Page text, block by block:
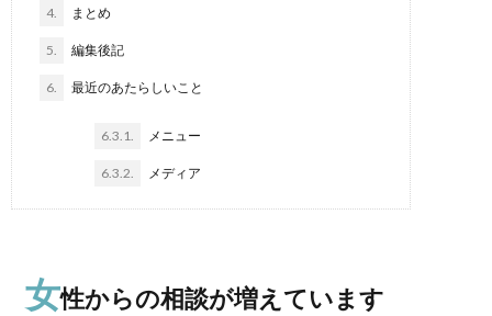
4. まとめ
5. 編集後記
6. 最近のあたらしいこと
6.3.1. メニュー
6.3.2. メディア
女性からの相談が増えています